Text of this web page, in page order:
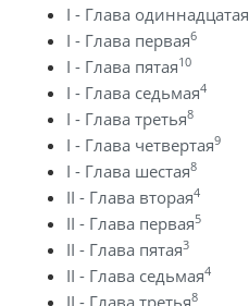
I - Глава одиннадцатая
I - Глава первая6
I - Глава пятая10
I - Глава седьмая4
I - Глава третья8
I - Глава четвертая9
I - Глава шестая8
II - Глава вторая4
II - Глава первая5
II - Глава пятая3
II - Глава седьмая4
II - Глава третья8